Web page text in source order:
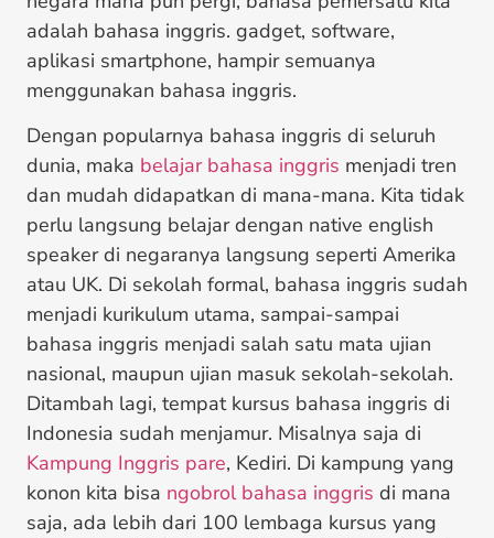
adalah bahasa inggris. gadget, software,
aplikasi smartphone, hampir semuanya
menggunakan bahasa inggris.
Dengan popularnya bahasa inggris di seluruh
dunia, maka belajar bahasa inggris menjadi tren
dan mudah didapatkan di mana-mana. Kita tidak
perlu langsung belajar dengan native english
speaker di negaranya langsung seperti Amerika
atau UK. Di sekolah formal, bahasa inggris sudah
menjadi kurikulum utama, sampai-sampai
bahasa inggris menjadi salah satu mata ujian
nasional, maupun ujian masuk sekolah-sekolah.
Ditambah lagi, tempat kursus bahasa inggris di
Indonesia sudah menjamur. Misalnya saja di
Kampung Inggris pare, Kediri. Di kampung yang
konon kita bisa ngobrol bahasa inggris di mana
saja, ada lebih dari 100 lembaga kursus yang